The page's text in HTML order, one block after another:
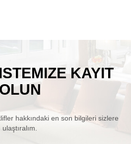
KAYIT
hakkındaki en son bilgileri sizlere
ulaştıralım.